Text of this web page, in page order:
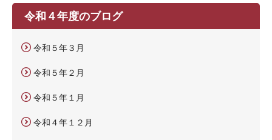
令和４年度のブログ
令和５年３月
令和５年２月
令和５年１月
令和４年１２月